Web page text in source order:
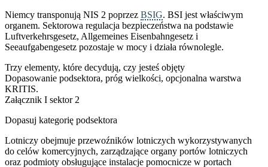
Niemcy transponują NIS 2 poprzez BSIG. BSI jest właściwym
organem. Sektorowa regulacja bezpieczeństwa na podstawie
Luftverkehrsgesetz, Allgemeines Eisenbahngesetz i
Seeaufgabengesetz pozostaje w mocy i działa równolegle.
Trzy elementy, które decydują, czy jesteś objęty
Dopasowanie podsektora, próg wielkości, opcjonalna warstwa
KRITIS.
Załącznik I sektor 2
Dopasuj kategorię podsektora
Lotniczy obejmuje przewoźników lotniczych wykorzystywanych
do celów komercyjnych, zarządzające organy portów lotniczych
oraz podmioty obsługujące instalacje pomocnicze w portach